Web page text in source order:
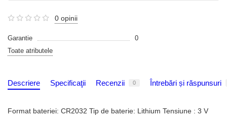
0 opinii
Garantie
0
Toate atributele
Descriere Specificaţii Recenzii 0 Întrebări și răspunsuri
Format bateriei: CR2032 Tip de baterie: Lithium Tensiune : 3 V